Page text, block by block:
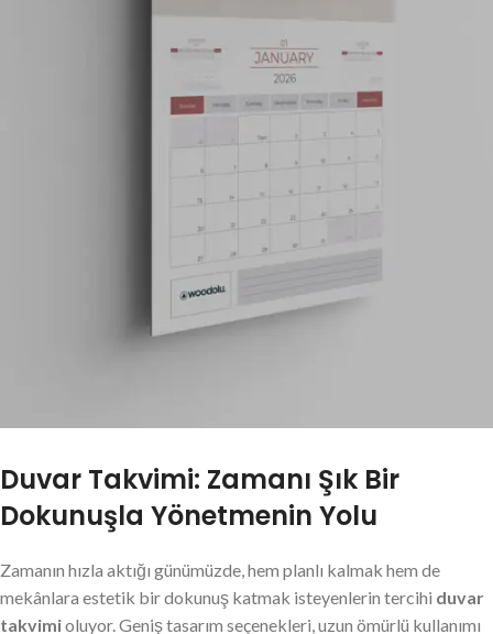
Duvar Takvimi: Zamanı Şık Bir
Dokunuşla Yönetmenin Yolu
Zamanın hızla aktığı günümüzde, hem planlı kalmak hem de
mekânlara estetik bir dokunuş katmak isteyenlerin tercihi duvar
takvimioluyor. Geniş tasarım seçenekleri, uzun ömürlü kullanımı